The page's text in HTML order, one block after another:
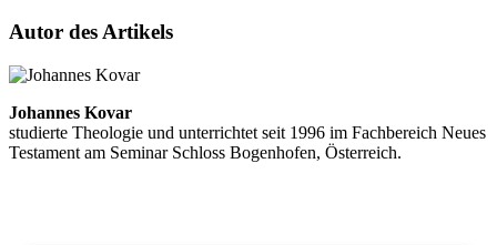
Autor des Artikels
Johannes Kovar
studierte Theologie und unterrichtet seit 1996 im Fachbereich Neues
Testament am Seminar Schloss Bogenhofen, Österreich.